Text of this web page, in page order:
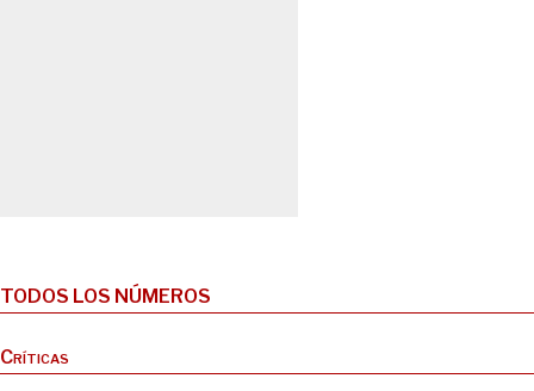
TODOS LOS NÚMEROS
Críticas